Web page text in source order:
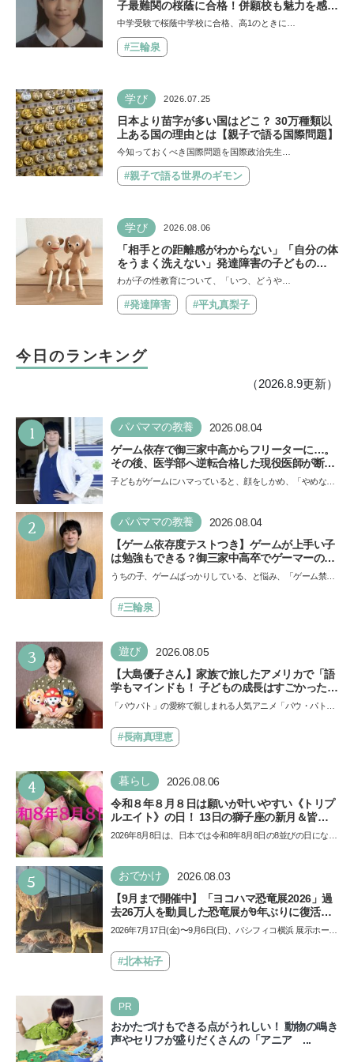
子最難関の桜蔭に合格！併願校も魅力を感じ
た渋渋に。母親の声かけは「睡眠が何より大
中学受験で桜蔭中学校に合格、高1のときに…
#三輪泉
学び 2026.07.25
日本より苗字が多い国はどこ？ 30万種類以
上ある国の理由とは【親子で語る国際問題】
今知っておくべき国際問題を国際政治先生…
#親子で語る世界のギモン
学び 2026.08.06
「相手との距離感がわからない」「自分の体
をうまく洗えない」発達障害の子どもの
「性」に関する困りごと・性教育のポイント
聞いた】
わが子の性教育について、「いつ、どうや…
#発達障害 #平丸真梨子
今日のランキング
（2026.8.9更新）
1 パパママの教養 2026.08.04
ゲーム依存で御三家中高からフリーターに…。
その後、医学部へ逆転合格した現役医師が断言
「ゲームの経験が受験勉強に役立った」そう考
える背景とは
子どもがゲームにハマっていると、顔をしかめ、「やめなさ
い…
2 パパママの教養 2026.08.04
【ゲーム依存度テストつき】ゲームが上手い子
は勉強もできる？御三家中高卒でゲーマーの医
師・阿部智史さんが教えるゲームしながら受験
で勝つためのメソッド
うちの子、ゲームばっかりしている、と悩み、「ゲーム禁
も…#三輪泉
3 遊び 2026.08.05
【大島優子さん】家族で旅したアメリカで「語
学もマインドも！ 子どもの成長はすごかった」
声優をつとめた映画『パウ・パトロール ザ・ダ
イノ・ムービー』ではあきらめなければ何でも
できると子どもに知ってほしい
「パウパト」の愛称で親しまれる人気アニメ「パウ・パトロ
ザ…#長南真理恵
4 暮らし 2026.08.06
令和８年８月８日は願いが叶いやすい《トリプ
ルエイト》の日！ 13日の獅子座の新月＆皆既
日食の影響にも注目
2026年8月8日は、日本では令和8年8月8日の8並びの日になり
て…
5 おでかけ 2026.08.03
【9月まで開催中】「ヨコハマ恐竜展2026」過
去26万人を動員した恐竜展が9年ぶりに復活！
夏休みのおでかけで楽しむポイントを完全ガイ
2026年7月17日(金)〜9月6日(日)、パシフィコ横浜 展示ホール
催…#北本祐子
PR
おかたづけもできる点がうれしい！ 動物の鳴き
声やセリフが盛りだくさんの「アニア ...